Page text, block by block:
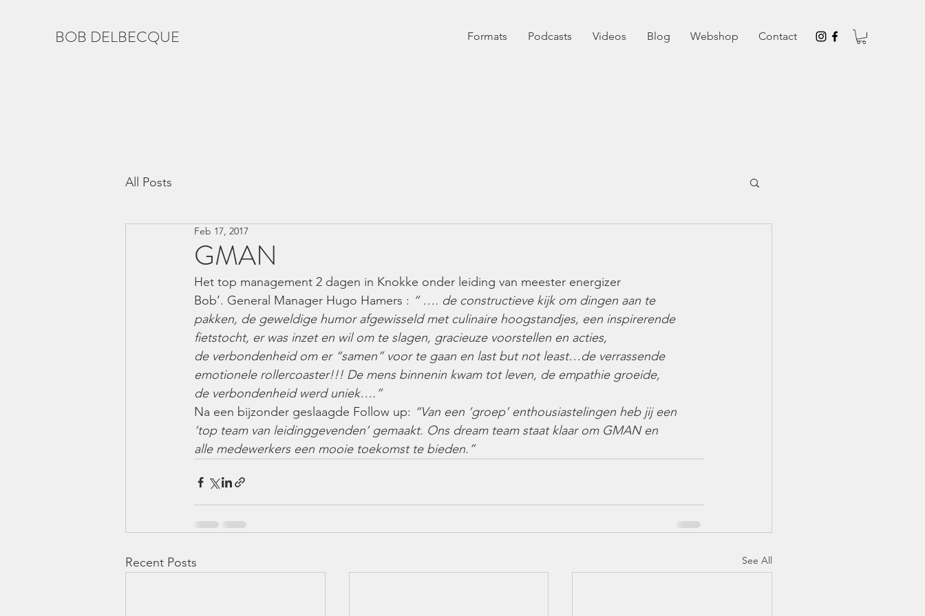
BOB DELBECQUE Formats Podcasts Videos Blog Webshop Contact
All Posts
GMAN
Feb 17, 2017
Het top management 2 dagen in Knokke onder leiding van meester energizer
Bob’. General Manager Hugo Hamers : “ …. de constructieve kijk om dingen aan te
pakken, de geweldige humor afgewisseld met culinaire hoogstandjes, een inspirerende
fietstocht, er was inzet en wil om te slagen, gracieuze voorstellen en acties,
de verbondenheid om er “samen” voor te gaan en last but not least…de verrassende
emotionele rollercoaster!!! De mens binnenin kwam tot leven, de empathie groeide,
de verbondenheid werd uniek….”
Na een bijzonder geslaagde Follow up: “Van een ‘groep’ enthousiastelingen heb jij een
‘top team van leidinggevenden’ gemaakt. Ons dream team staat klaar om GMAN en
alle medewerkers een mooie toekomst te bieden.”
Recent Posts See All